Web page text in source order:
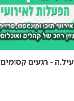
- רגעים קסומים